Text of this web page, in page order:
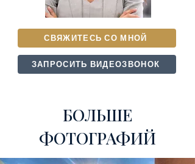
СВЯЖИТЕСЬ СО МНОЙ
ЗАПРОСИТЬ ВИДЕОЗВОНОК
БОЛЬШЕ
ФОТОГРАФИЙ